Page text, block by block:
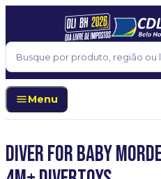
Pular para o conteúdo
Buscar
Menu
DIVER FOR BABY